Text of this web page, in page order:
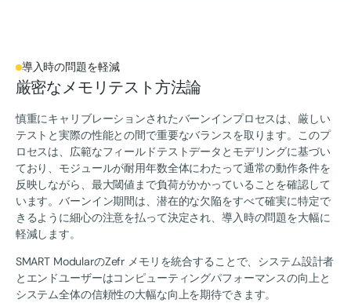
導入時の問題を軽減
厳密なメモリテスト方法論
慎重にキャリブレーションされたバーンインプロセスは、厳しい
テストと実際の性能との間で重要なバランスを取ります。このプ
ロセスは、広範なフィールドテストデータとモデリングに基づい
ており、モジュールが耐用年数全体にわたって通常の動作条件を
反映しながら、最大閾値まで負荷がかかっていることを確認して
います。バーンイン期間は、潜在的な欠陥をすべて確実に特定で
きるように細心の注意を払って決定され、導入時の問題を大幅に
軽減します。
SMART ModularのZefr メモリを統合することで、システム設計者
とエンドユーザーはコンピューティングパフォーマンスの向上と
システム全体の信頼性の大幅な向上を期待できます。